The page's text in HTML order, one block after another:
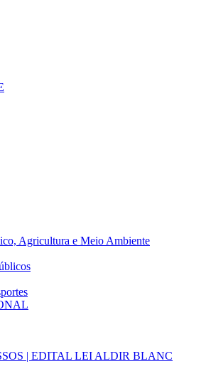
Agricultura e Meio Ambiente
| EDITAL LEI ALDIR BLANC